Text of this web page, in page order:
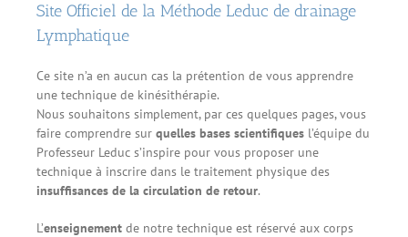
Site Officiel de la Méthode Leduc de drainage
Lymphatique
Ce site n’a en aucun cas la prétention de vous apprendre
une technique de kinésithérapie.
Nous souhaitons simplement, par ces quelques pages, vous
faire comprendre sur quelles bases scientifiques l’équipe du
Professeur Leduc s’inspire pour vous proposer une
technique à inscrire dans le traitement physique des
insuffisances de la circulation de retour.
L’enseignement de notre technique est réservé aux corps